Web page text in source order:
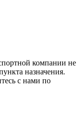
компании не
назначения.
с нами по